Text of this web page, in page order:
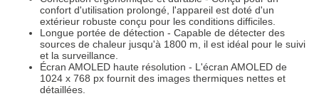
confort d'utilisation prolongé, l'appareil est doté d'un
extérieur robuste conçu pour les conditions difficiles.
Longue portée de détection - Capable de détecter des
sources de chaleur jusqu'à 1800 m, il est idéal pour le suivi
et la surveillance.
Écran AMOLED haute résolution - L'écran AMOLED de
1024 x 768 px fournit des images thermiques nettes et
détaillées.